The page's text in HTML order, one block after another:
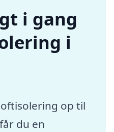
i gang
i
op til
du en